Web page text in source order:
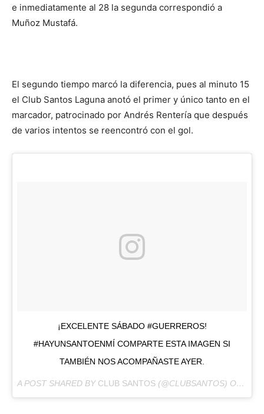
e inmediatamente al 28 la segunda correspondió a
Muñoz Mustafá.
El segundo tiempo marcó la diferencia, pues al minuto 15
el Club Santos Laguna anotó el primer y único tanto en el
marcador, patrocinado por Andrés Rentería que después
de varios intentos se reencontró con el gol.
¡EXCELENTE SÁBADO #GUERREROS!
#HAYUNSANTOENMÍ COMPARTE ESTA IMAGEN SI
TAMBIÉN NOS ACOMPAÑASTE AYER.
A POST SHARED BY CLUB SANTOS (@CLUBSANTOS) ON